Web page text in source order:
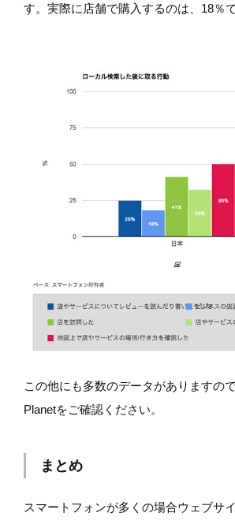
す。実際に店舗で購入するのは、18％で
この他にも多数のデータがありますの
Planetをご確認ください。
まとめ
スマートフォンが多くの場合ウェブサ